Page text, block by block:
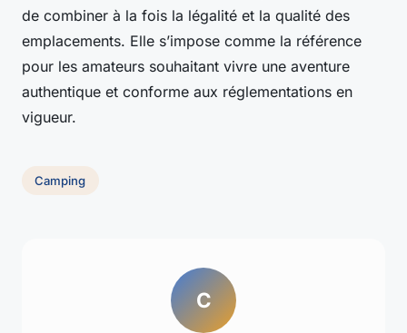
de combiner à la fois la légalité et la qualité des
emplacements. Elle s’impose comme la référence
pour les amateurs souhaitant vivre une aventure
authentique et conforme aux réglementations en
vigueur.
Camping
C